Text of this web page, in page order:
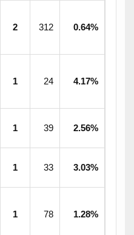
2 312 0.64%
1 24 4.17%
1 39 2.56%
1 33 3.03%
1 78 1.28%